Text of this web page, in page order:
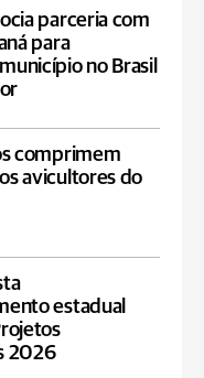
parceria com
para
no Brasil
comprimem
avicultores do
estadual
2026